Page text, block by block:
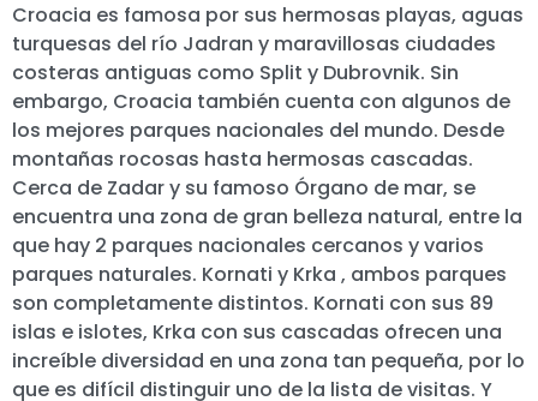
Croacia es famosa por sus hermosas playas, aguas
turquesas del río Jadran y maravillosas ciudades
costeras antiguas como Split y Dubrovnik. Sin
embargo, Croacia también cuenta con algunos de
los mejores parques nacionales del mundo. Desde
montañas rocosas hasta hermosas cascadas.
Cerca de Zadar y su famoso Órgano de mar, se
encuentra una zona de gran belleza natural, entre la
que hay 2 parques nacionales cercanos y varios
parques naturales. Kornati y Krka , ambos parques
son completamente distintos. Kornati con sus 89
islas e islotes, Krka con sus cascadas ofrecen una
increíble diversidad en una zona tan pequeña, por lo
que es difícil distinguir uno de la lista de visitas. Y